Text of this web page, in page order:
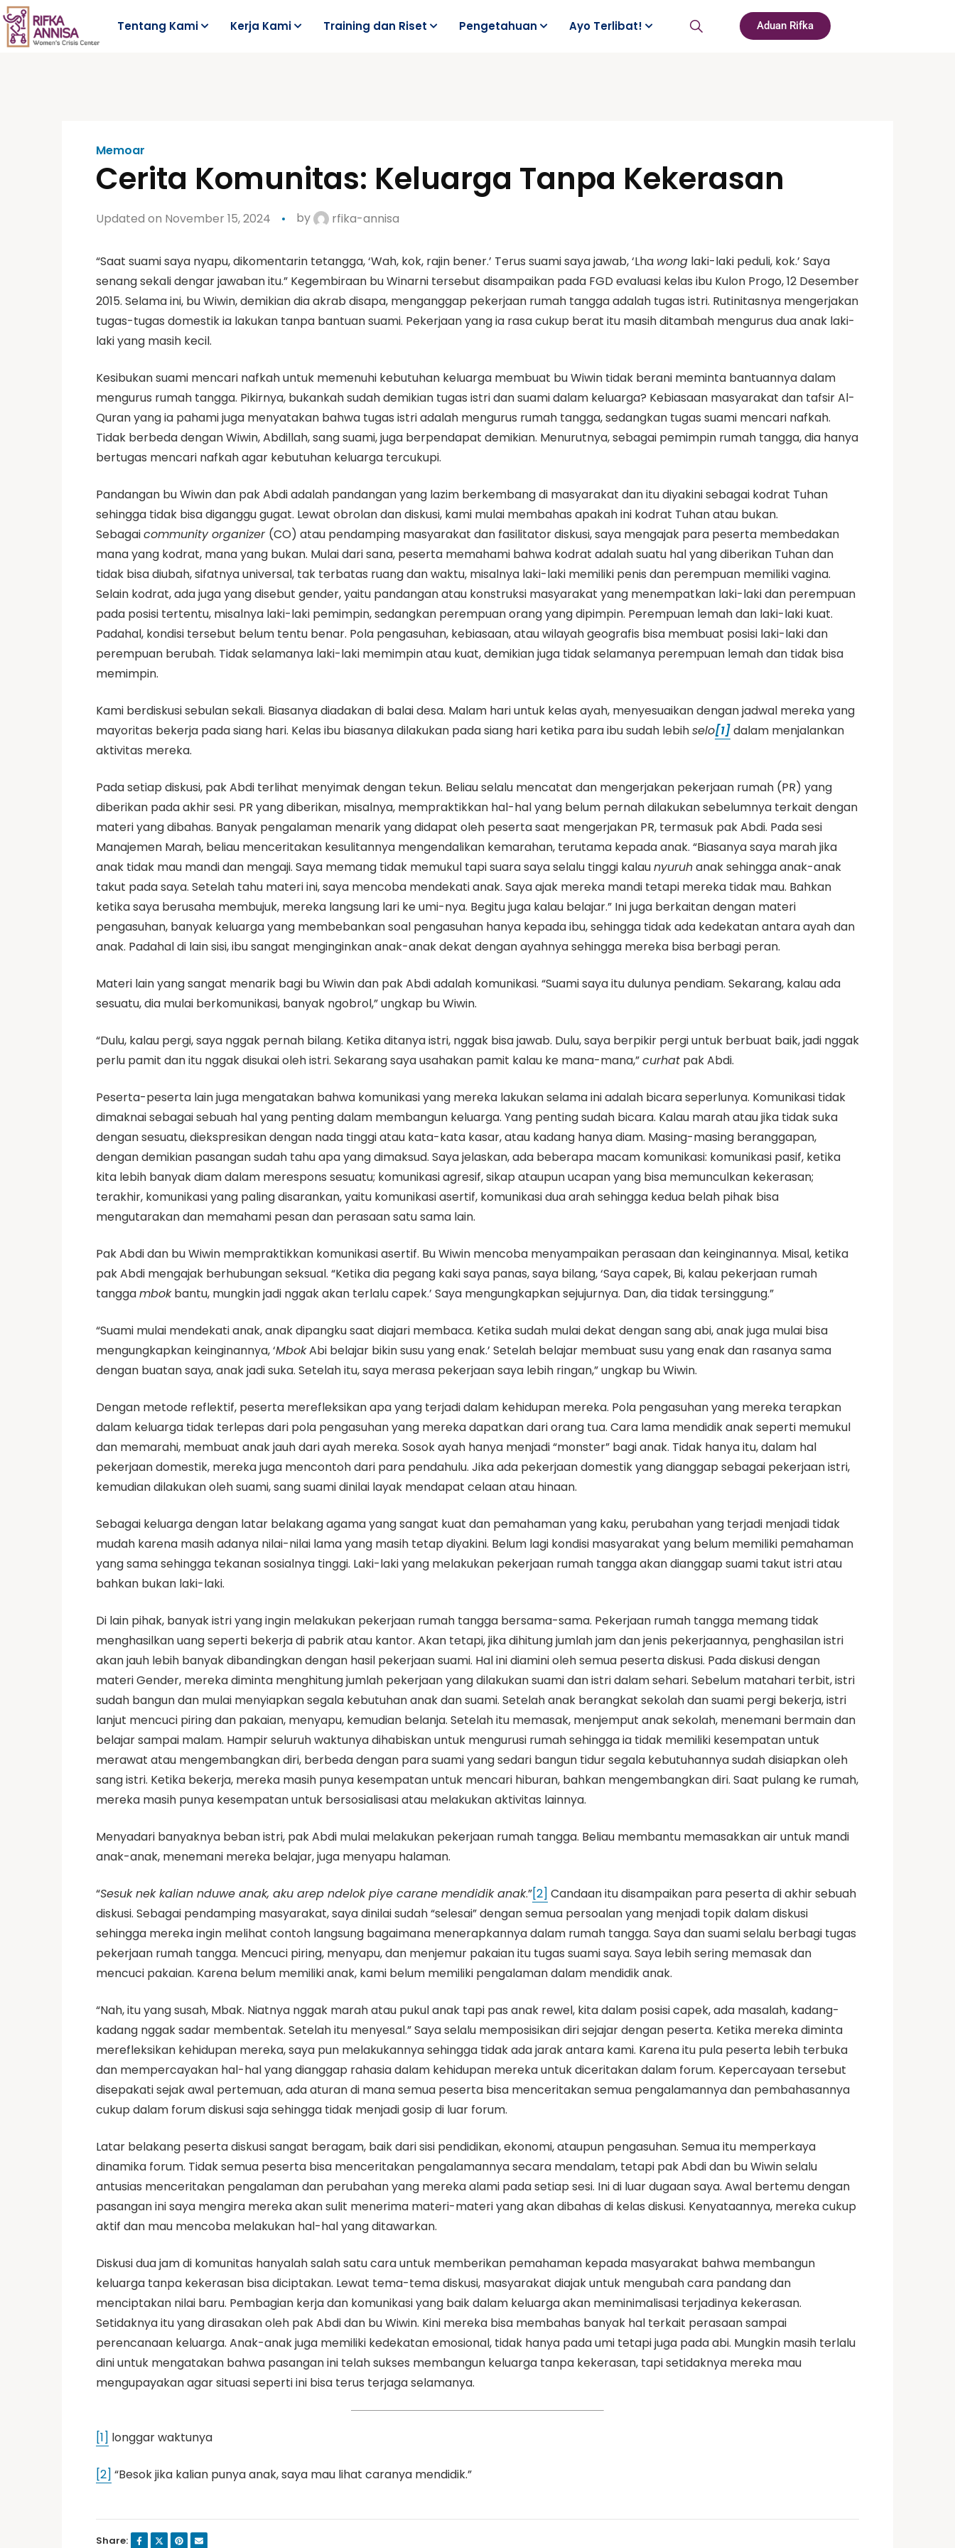
Tentang Kami Kerja Kami Training dan Riset Pengetahuan Ayo Terlibat! Aduan Rifka
Memoar
Cerita Komunitas: Keluarga Tanpa Kekerasan
Updated on November 15, 2024 by rfika-annisa
“Saat suami saya nyapu, dikomentarin tetangga, ‘Wah, kok, rajin bener.’ Terus suami saya jawab, ‘Lha wong laki-laki peduli, kok.’ Saya
senang sekali dengar jawaban itu.” Kegembiraan bu Winarni tersebut disampaikan pada FGD evaluasi kelas ibu Kulon Progo, 12 Desember
2015. Selama ini, bu Wiwin, demikian dia akrab disapa, menganggap pekerjaan rumah tangga adalah tugas istri. Rutinitasnya mengerjakan
tugas-tugas domestik ia lakukan tanpa bantuan suami. Pekerjaan yang ia rasa cukup berat itu masih ditambah mengurus dua anak laki-
laki yang masih kecil.
Kesibukan suami mencari nafkah untuk memenuhi kebutuhan keluarga membuat bu Wiwin tidak berani meminta bantuannya dalam
mengurus rumah tangga. Pikirnya, bukankah sudah demikian tugas istri dan suami dalam keluarga? Kebiasaan masyarakat dan tafsir Al-
Quran yang ia pahami juga menyatakan bahwa tugas istri adalah mengurus rumah tangga, sedangkan tugas suami mencari nafkah.
Tidak berbeda dengan Wiwin, Abdillah, sang suami, juga berpendapat demikian. Menurutnya, sebagai pemimpin rumah tangga, dia hanya
bertugas mencari nafkah agar kebutuhan keluarga tercukupi.
Pandangan bu Wiwin dan pak Abdi adalah pandangan yang lazim berkembang di masyarakat dan itu diyakini sebagai kodrat Tuhan
sehingga tidak bisa diganggu gugat. Lewat obrolan dan diskusi, kami mulai membahas apakah ini kodrat Tuhan atau bukan.
Sebagaicommunity organizer (CO) atau pendamping masyarakat dan fasilitator diskusi, saya mengajak para peserta membedakan
mana yang kodrat, mana yang bukan. Mulai dari sana, peserta memahami bahwa kodrat adalah suatu hal yang diberikan Tuhan dan
tidak bisa diubah, sifatnya universal, tak terbatas ruang dan waktu, misalnya laki-laki memiliki penis dan perempuan memiliki vagina.
Selain kodrat, ada juga yang disebut gender, yaitu pandangan atau konstruksi masyarakat yang menempatkan laki-laki dan perempuan
pada posisi tertentu, misalnya laki-laki pemimpin, sedangkan perempuan orang yang dipimpin. Perempuan lemah dan laki-laki kuat.
Padahal, kondisi tersebut belum tentu benar. Pola pengasuhan, kebiasaan, atau wilayah geografis bisa membuat posisi laki-laki dan
perempuan berubah. Tidak selamanya laki-laki memimpin atau kuat, demikian juga tidak selamanya perempuan lemah dan tidak bisa
memimpin.
Kami berdiskusi sebulan sekali. Biasanya diadakan di balai desa. Malam hari untuk kelas ayah, menyesuaikan dengan jadwal mereka yang
mayoritas bekerja pada siang hari. Kelas ibu biasanya dilakukan pada siang hari ketika para ibu sudah lebihselo[1]dalam menjalankan
aktivitas mereka.
Pada setiap diskusi, pak Abdi terlihat menyimak dengan tekun. Beliau selalu mencatat dan mengerjakan pekerjaan rumah (PR) yang
diberikan pada akhir sesi. PR yang diberikan, misalnya, mempraktikkan hal-hal yang belum pernah dilakukan sebelumnya terkait dengan
materi yang dibahas. Banyak pengalaman menarik yang didapat oleh peserta saat mengerjakan PR, termasuk pak Abdi. Pada sesi
Manajemen Marah, beliau menceritakan kesulitannya mengendalikan kemarahan, terutama kepada anak. “Biasanya saya marah jika
anak tidak mau mandi dan mengaji. Saya memang tidak memukul tapi suara saya selalu tinggi kalaunyuruhanak sehingga anak-anak
takut pada saya. Setelah tahu materi ini, saya mencoba mendekati anak. Saya ajak mereka mandi tetapi mereka tidak mau. Bahkan
ketika saya berusaha membujuk, mereka langsung lari ke umi-nya. Begitu juga kalau belajar.” Ini juga berkaitan dengan materi
pengasuhan, banyak keluarga yang membebankan soal pengasuhan hanya kepada ibu, sehingga tidak ada kedekatan antara ayah dan
anak. Padahal di lain sisi, ibu sangat menginginkan anak-anak dekat dengan ayahnya sehingga mereka bisa berbagi peran.
Materi lain yang sangat menarik bagi bu Wiwin dan pak Abdi adalah komunikasi. “Suami saya itu dulunya pendiam. Sekarang, kalau ada
sesuatu, dia mulai berkomunikasi, banyak ngobrol,” ungkap bu Wiwin.
“Dulu, kalau pergi, saya nggak pernah bilang. Ketika ditanya istri, nggak bisa jawab. Dulu, saya berpikir pergi untuk berbuat baik, jadi nggak
perlu pamit dan itu nggak disukai oleh istri. Sekarang saya usahakan pamit kalau ke mana-mana,”curhat pak Abdi.
Peserta-peserta lain juga mengatakan bahwa komunikasi yang mereka lakukan selama ini adalah bicara seperlunya. Komunikasi tidak
dimaknai sebagai sebuah hal yang penting dalam membangun keluarga. Yang penting sudah bicara. Kalau marah atau jika tidak suka
dengan sesuatu, diekspresikan dengan nada tinggi atau kata-kata kasar, atau kadang hanya diam. Masing-masing beranggapan,
dengan demikian pasangan sudah tahu apa yang dimaksud. Saya jelaskan, ada beberapa macam komunikasi: komunikasi pasif, ketika
kita lebih banyak diam dalam merespons sesuatu; komunikasi agresif, sikap ataupun ucapan yang bisa memunculkan kekerasan;
terakhir, komunikasi yang paling disarankan, yaitu komunikasi asertif, komunikasi dua arah sehingga kedua belah pihak bisa
mengutarakan dan memahami pesan dan perasaan satu sama lain.
Pak Abdi dan bu Wiwin mempraktikkan komunikasi asertif. Bu Wiwin mencoba menyampaikan perasaan dan keinginannya. Misal, ketika
pak Abdi mengajak berhubungan seksual. “Ketika dia pegang kaki saya panas, saya bilang, ‘Saya capek, Bi, kalau pekerjaan rumah
tanggambokbantu, mungkin jadi nggak akan terlalu capek.’ Saya mengungkapkan sejujurnya. Dan, dia tidak tersinggung.”
“Suami mulai mendekati anak, anak dipangku saat diajari membaca. Ketika sudah mulai dekat dengan sang abi, anak juga mulai bisa
mengungkapkan keinginannya, ‘MbokAbi belajar bikin susu yang enak.’ Setelah belajar membuat susu yang enak dan rasanya sama
dengan buatan saya, anak jadi suka. Setelah itu, saya merasa pekerjaan saya lebih ringan,” ungkap bu Wiwin.
Dengan metode reflektif, peserta merefleksikan apa yang terjadi dalam kehidupan mereka. Pola pengasuhan yang mereka terapkan
dalam keluarga tidak terlepas dari pola pengasuhan yang mereka dapatkan dari orang tua. Cara lama mendidik anak seperti memukul
dan memarahi, membuat anak jauh dari ayah mereka. Sosok ayah hanya menjadi “monster” bagi anak. Tidak hanya itu, dalam hal
pekerjaan domestik, mereka juga mencontoh dari para pendahulu. Jika ada pekerjaan domestik yang dianggap sebagai pekerjaan istri,
kemudian dilakukan oleh suami, sang suami dinilai layak mendapat celaan atau hinaan.
Sebagai keluarga dengan latar belakang agama yang sangat kuat dan pemahaman yang kaku, perubahan yang terjadi menjadi tidak
mudah karena masih adanya nilai-nilai lama yang masih tetap diyakini. Belum lagi kondisi masyarakat yang belum memiliki pemahaman
yang sama sehingga tekanan sosialnya tinggi. Laki-laki yang melakukan pekerjaan rumah tangga akan dianggap suami takut istri atau
bahkan bukan laki-laki.
Di lain pihak, banyak istri yang ingin melakukan pekerjaan rumah tangga bersama-sama. Pekerjaan rumah tangga memang tidak
menghasilkan uang seperti bekerja di pabrik atau kantor. Akan tetapi, jika dihitung jumlah jam dan jenis pekerjaannya, penghasilan istri
akan jauh lebih banyak dibandingkan dengan hasil pekerjaan suami. Hal ini diamini oleh semua peserta diskusi. Pada diskusi dengan
materi Gender, mereka diminta menghitung jumlah pekerjaan yang dilakukan suami dan istri dalam sehari. Sebelum matahari terbit, istri
sudah bangun dan mulai menyiapkan segala kebutuhan anak dan suami. Setelah anak berangkat sekolah dan suami pergi bekerja, istri
lanjut mencuci piring dan pakaian, menyapu, kemudian belanja. Setelah itu memasak, menjemput anak sekolah, menemani bermain dan
belajar sampai malam. Hampir seluruh waktunya dihabiskan untuk mengurusi rumah sehingga ia tidak memiliki kesempatan untuk
merawat atau mengembangkan diri, berbeda dengan para suami yang sedari bangun tidur segala kebutuhannya sudah disiapkan oleh
sang istri. Ketika bekerja, mereka masih punya kesempatan untuk mencari hiburan, bahkan mengembangkan diri. Saat pulang ke rumah,
mereka masih punya kesempatan untuk bersosialisasi atau melakukan aktivitas lainnya.
Menyadari banyaknya beban istri, pak Abdi mulai melakukan pekerjaan rumah tangga. Beliau membantu memasakkan air untuk mandi
anak-anak, menemani mereka belajar, juga menyapu halaman.
“Sesuk nek kalian nduwe anak, aku arep ndelok piye carane mendidik anak.”[2] Candaan itu disampaikan para peserta di akhir sebuah
diskusi. Sebagai pendamping masyarakat, saya dinilai sudah “selesai” dengan semua persoalan yang menjadi topik dalam diskusi
sehingga mereka ingin melihat contoh langsung bagaimana menerapkannya dalam rumah tangga. Saya dan suami selalu berbagi tugas
pekerjaan rumah tangga. Mencuci piring, menyapu, dan menjemur pakaian itu tugas suami saya. Saya lebih sering memasak dan
mencuci pakaian. Karena belum memiliki anak, kami belum memiliki pengalaman dalam mendidik anak.
“Nah, itu yang susah, Mbak. Niatnya nggak marah atau pukul anak tapi pas anak rewel, kita dalam posisi capek, ada masalah, kadang-
kadang nggak sadar membentak. Setelah itu menyesal.” Saya selalu memposisikan diri sejajar dengan peserta. Ketika mereka diminta
merefleksikan kehidupan mereka, saya pun melakukannya sehingga tidak ada jarak antara kami. Karena itu pula peserta lebih terbuka
dan mempercayakan hal-hal yang dianggap rahasia dalam kehidupan mereka untuk diceritakan dalam forum. Kepercayaan tersebut
disepakati sejak awal pertemuan, ada aturan di mana semua peserta bisa menceritakan semua pengalamannya dan pembahasannya
cukup dalam forum diskusi saja sehingga tidak menjadi gosip di luar forum.
Latar belakang peserta diskusi sangat beragam, baik dari sisi pendidikan, ekonomi, ataupun pengasuhan. Semua itu memperkaya
dinamika forum. Tidak semua peserta bisa menceritakan pengalamannya secara mendalam, tetapi pak Abdi dan bu Wiwin selalu
antusias menceritakan pengalaman dan perubahan yang mereka alami pada setiap sesi. Ini di luar dugaan saya. Awal bertemu dengan
pasangan ini saya mengira mereka akan sulit menerima materi-materi yang akan dibahas di kelas diskusi. Kenyataannya, mereka cukup
aktif dan mau mencoba melakukan hal-hal yang ditawarkan.
Diskusi dua jam di komunitas hanyalah salah satu cara untuk memberikan pemahaman kepada masyarakat bahwa membangun
keluarga tanpa kekerasan bisa diciptakan. Lewat tema-tema diskusi, masyarakat diajak untuk mengubah cara pandang dan
menciptakan nilai baru. Pembagian kerja dan komunikasi yang baik dalam keluarga akan meminimalisasi terjadinya kekerasan.
Setidaknya itu yang dirasakan oleh pak Abdi dan bu Wiwin. Kini mereka bisa membahas banyak hal terkait perasaan sampai
perencanaan keluarga. Anak-anak juga memiliki kedekatan emosional, tidak hanya pada umi tetapi juga pada abi. Mungkin masih terlalu
dini untuk mengatakan bahwa pasangan ini telah sukses membangun keluarga tanpa kekerasan, tapi setidaknya mereka mau
mengupayakan agar situasi seperti ini bisa terus terjaga selamanya.
[1] longgar waktunya
[2] “Besok jika kalian punya anak, saya mau lihat caranya mendidik.”
Share: